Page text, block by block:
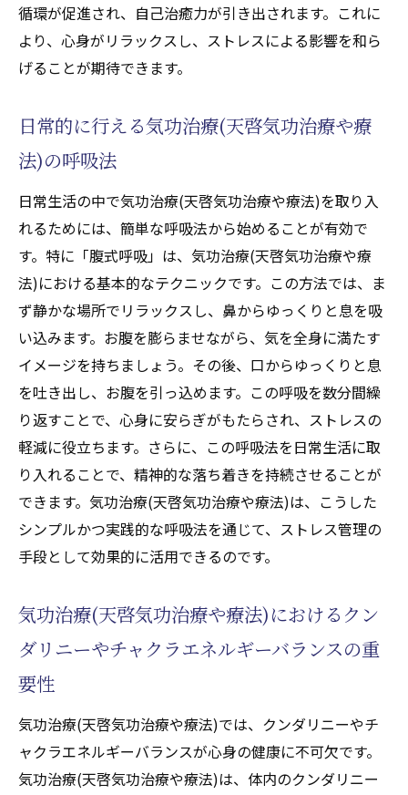
気功治療(天啓気功治療や療法)を通じた内な
るクンダリニーやチャクラエネルギーの覚
醒
る心身の調和と癒し
気功治療(天啓気功治療や療法)による心身の
リラクゼーション効果
クンダリニーやチャクラエネルギーバラン
スの調整による健康効果
気功治療(天啓気功治療や療法)を活用したセ
ルフケアの具体例
心身の調和を促す気功治療(天啓気功治療や
療法)のテクニック
気功治療(天啓気功治療や療法)で得られる癒
しのプロセス
自己を癒すための気功治療(天啓気功治療や
療法)の実践方法
気功治療(天啓気功治療や療法)がストレス軽減
に与える影響とは
心の平穏をもたらす気功治療(天啓気功治療
や療法)の心理的効果
療や療法)の役割
気功治療(天啓気功治療や療法)でストレスを
軽減する実践的アプローチ
循環が促進され、自己治癒力が引き出されます。これに
より、心身がリラックスし、ストレスによる影響を和ら
げることが期待できます。
日常的に行える気功治療(天啓気功治療や療
法)の呼吸法
日常生活の中で気功治療(天啓気功治療や療法)を取り入
れるためには、簡単な呼吸法から始めることが有効で
す。特に「腹式呼吸」は、気功治療(天啓気功治療や療
法)における基本的なテクニックです。この方法では、ま
ず静かな場所でリラックスし、鼻からゆっくりと息を吸
い込みます。お腹を膨らませながら、気を全身に満たす
イメージを持ちましょう。その後、口からゆっくりと息
を吐き出し、お腹を引っ込めます。この呼吸を数分間繰
り返すことで、心身に安らぎがもたらされ、ストレスの
軽減に役立ちます。さらに、この呼吸法を日常生活に取
り入れることで、精神的な落ち着きを持続させることが
できます。気功治療(天啓気功治療や療法)は、こうした
シンプルかつ実践的な呼吸法を通じて、ストレス管理の
手段として効果的に活用できるのです。
気功治療(天啓気功治療や療法)におけるクン
ダリニーやチャクラエネルギーバランスの重
要性
気功治療(天啓気功治療や療法)では、クンダリニーやチ
ャクラエネルギーバランスが心身の健康に不可欠です。
気功治療(天啓気功治療や療法)は、体内のクンダリニー